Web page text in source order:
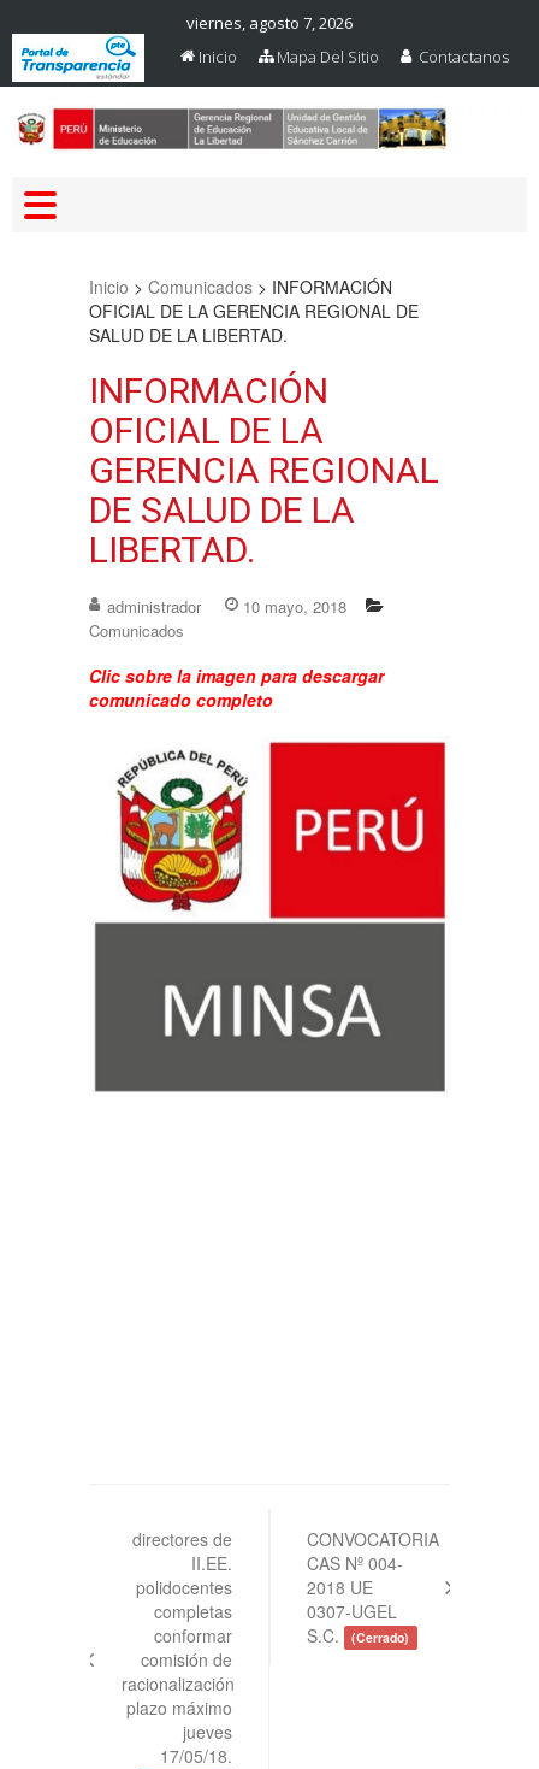
viernes, agosto 7, 2026
Inicio
Mapa Del Sitio Contactanos
Inicio >Comunicados > INFORMACIÓN
OFICIAL DE LA GERENCIA REGIONAL DE
SALUD DE LA LIBERTAD.
INFORMACIÓN
OFICIAL DE LA
GERENCIA REGIONAL
DE SALUD DE LA
LIBERTAD.
administrador
10 mayo, 2018
Comunicados
Clic sobre la imagen para descargar
comunicado completo
entradas
directores de
II.EE.
polidocentes
completas
conformar
comisión de
racionalización
plazo máximo
jueves
17/05/18.
CONVOCATORIA
CAS Nº 004-
2018 UE
0307-UGEL
S.C.
(Cerrado)